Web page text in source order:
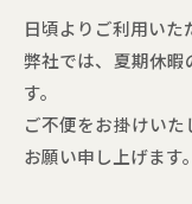
日頃よりご利用いた
弊社では、夏期休暇
す。
ご不便をお掛けい
お願い申し上げます。